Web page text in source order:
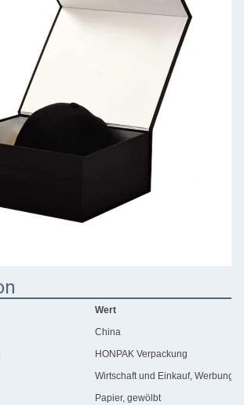
Wert
China
HONPAK Verpackung
Wirtschaft und Einkauf, Werbung
Papier, gewölbt